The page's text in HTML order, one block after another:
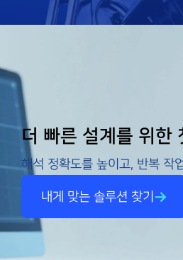
더 빠른 설계를 위한
해석 정확도를 높이고, 반복 작
내게 맞는 솔루션 찾기